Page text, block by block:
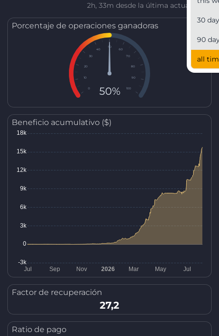
30
90
all
2h, 33m desde la última actualización
Porcentaje de operaciones ganadoras
0
10
20
30
40
50
60
70
80
90
100
50%
Beneficio acumulativo ($)
Factor de recuperación
27,2
Ratio de pago